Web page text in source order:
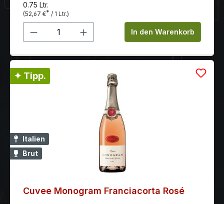
0.75 Ltr.
(52,67 €* / 1 Ltr.)
Produkt Anzahl: Gib denIn den Warenkorb
✦ Tipp.
Italien
Brut
Cuvee Monogram Franciacorta Rosé